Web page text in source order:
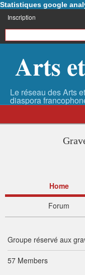
Statistiques google
Inscription
Arts
Home
Forum
Groupe réservé aux
57 Members